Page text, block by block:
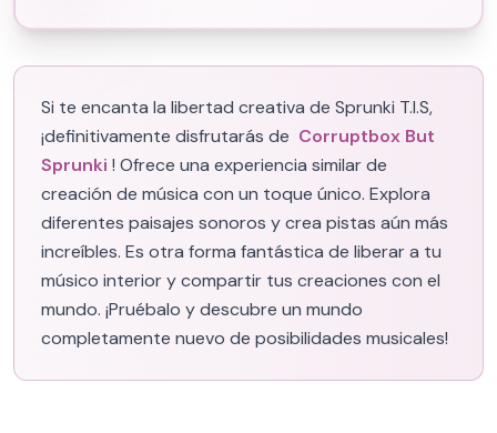
Si te encanta la libertad creativa de Sprunki T.I.S,
¡definitivamente disfrutarás de Corruptbox But
Sprunki ! Ofrece una experiencia similar de
creación de música con un toque único. Explora
diferentes paisajes sonoros y crea pistas aún más
increíbles. Es otra forma fantástica de liberar a tu
músico interior y compartir tus creaciones con el
mundo. ¡Pruébalo y descubre un mundo
completamente nuevo de posibilidades musicales!